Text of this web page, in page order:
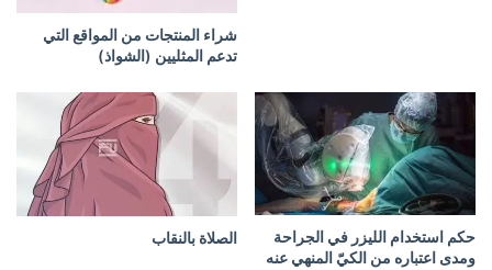
ل
د
ذ
ك
شراء المنتجات من المواقع التي
تدعم المثليين (الشواذ)
حكم استخدام الليزر في الجراحة
ومدى اعتباره من الكيّ المنهي عنه
الصلاة بالنقاب